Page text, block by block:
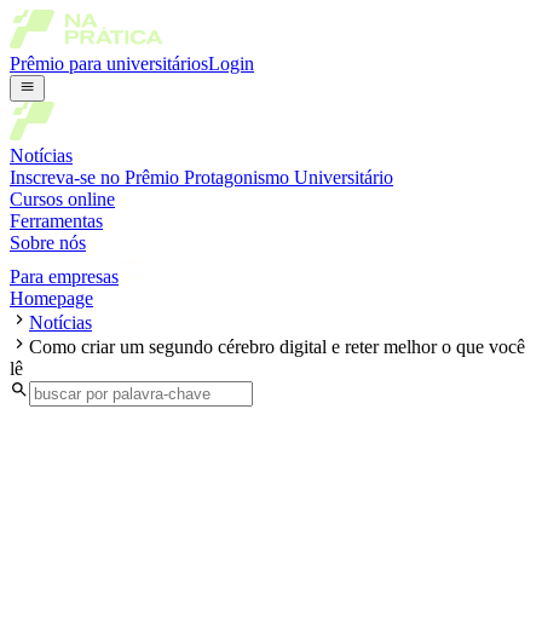
Prêmio para universitáriosLogin
Notícias
Inscreva-se no Prêmio Protagonismo Universitário
Cursos online
Ferramentas
Sobre nós
Para empresas
Homepage
Notícias
Como criar um segundo cérebro digital e reter melhor o que você
lê